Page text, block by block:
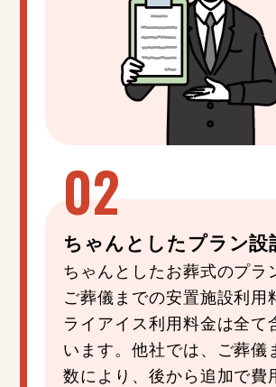
ちゃんと したプラン設
ちゃんとしたお葬式のプラ
ご葬儀までの安置施設利用
ライアイス利用料金は全て
います。他社では、ご葬儀
数により、後から追加で費